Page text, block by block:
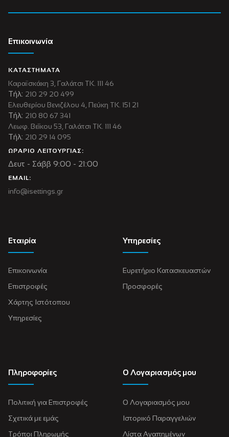
Επικοινωνία
ΚΑΤΑΣΤΗΜΑΤΑ
Καραϊσκάκη 3, Γαλάτσι ΤΚ. 111 46
Τήλ: 210 29 20 499
Ελευθερίου Βενιζέλου 4, Πεύκη ΤΚ. 151 21
Τήλ: 210 80 67 341
Λεωφ. Βεΐκου 53, Γαλάτσι ΤΚ. 111 46
Τήλ: 210 29 14 095
ΩΡΑΡΙΟ ΛΕΙΤΟΥΡΓΙΑΣ:
Δευτ - Σάββ 9:00 - 21:00
EMAIL:
info@isettings.gr
Εταιρία
Επικοινωνία
Επιστροφές
Χάρτης Ιστότοπου
Υπηρεσίες
Υπηρεσίες
Ευρετήριο Κατασκευαστών
Προσφορές
Πληροφορίες
Πολιτική για Eπιστροφές
Σχετικά με εμάς
Τρόποι Πληρωμής
Ο Λογαριασμός μου
Ο Λογαριασμός μου
Ιστορικό Παραγγελιών
Λίστα Αγαπημένων